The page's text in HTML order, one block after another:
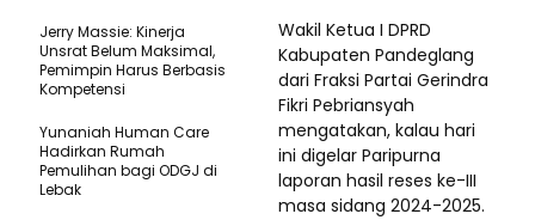
Wakil Ketua I DPRD
Kabupaten Pandeglang
dari Fraksi Partai Gerindra
Fikri Pebriansyah
mengatakan, kalau hari
ini digelar Paripurna
laporan hasil reses ke-III
masa sidang 2024-2025.
Jerry Massie: Kinerja
Unsrat Belum Maksimal,
Pemimpin Harus Berbasis
Kompetensi
Yunaniah Human Care
Hadirkan Rumah
Pemulihan bagi ODGJ di
Lebak